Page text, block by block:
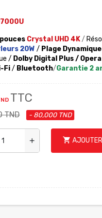
Crystal UHD 4K/
20W / Plage Dynamique
/ Dolby Digital Plus /
Fi/ Bluetooth/Garantie 2
TTC
TND - 80,000 TND
add shopping_cart